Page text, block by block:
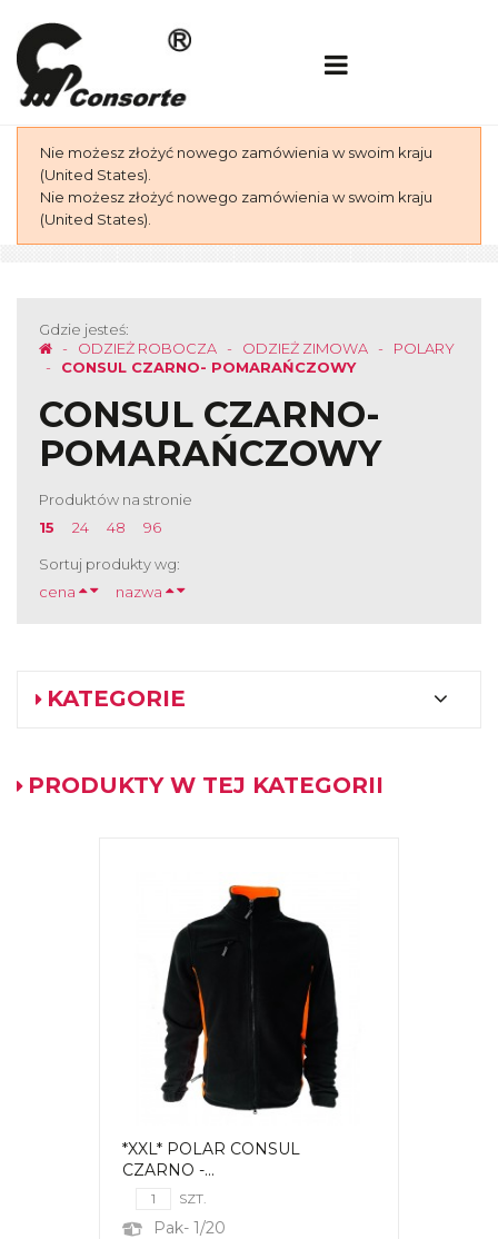
Nie możesz złożyć nowego zamówienia w swoim kraju
(United States).
Nie możesz złożyć nowego zamówienia w swoim kraju
(United States).
Gdzie jesteś:
ODZIEŻ ROBOCZA
ODZIEŻ ZIMOWA
POLARY
CONSUL CZARNO- POMARAŃCZOWY
CONSUL CZARNO-
POMARAŃCZOWY
Produktów na stronie
15
24 48 96
Sortuj produkty wg:
cena
nazwa
KATEGORIE
PRODUKTY W TEJ KATEGORII
*XXL* POLAR CONSUL
CZARNO -...
SZT.
Pak- 1/20